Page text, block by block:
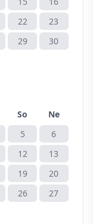
22
23
29
30
So
Ne
5
6
12
13
19
20
26
27